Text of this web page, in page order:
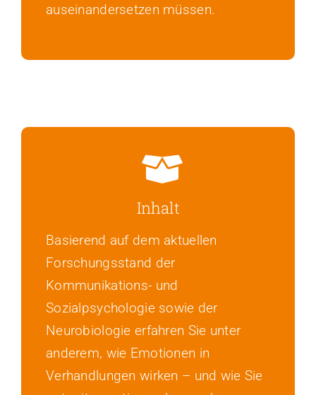
auseinandersetzen müssen.
Inhalt
Basierend auf dem aktuellen
Forschungsstand der
Kommunikations- und
Sozialpsychologie sowie der
Neurobiologie erfahren Sie unter
anderem, wie Emotionen in
Verhandlungen wirken – und wie Sie